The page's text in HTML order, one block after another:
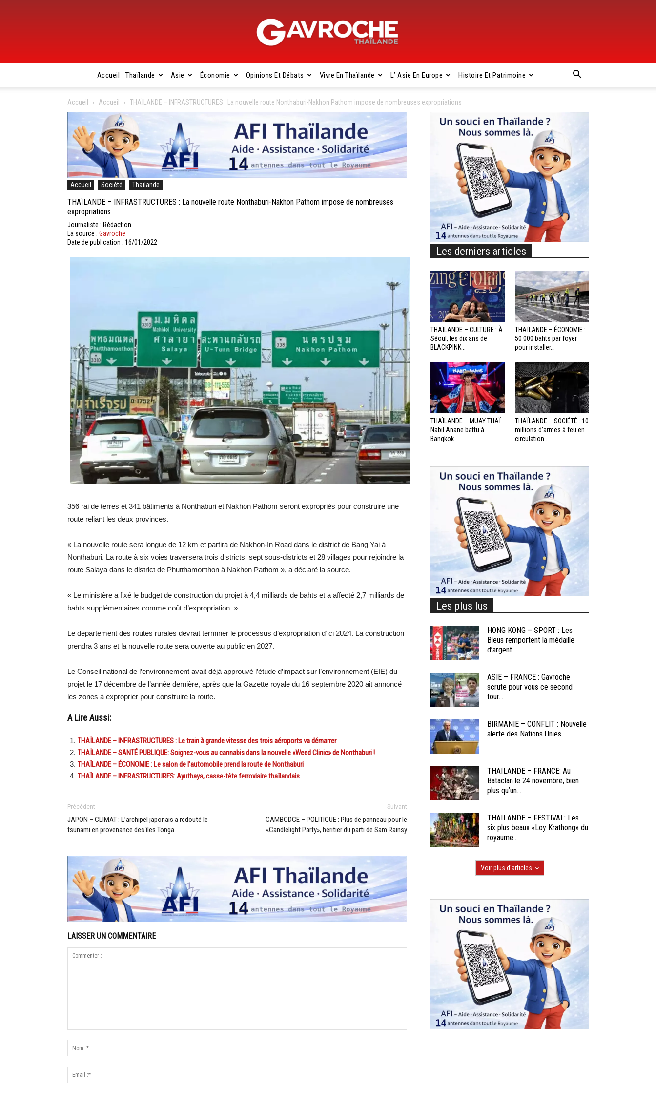
Gavroche
Thaïlande
Accueil Thaïlande Asie Économie Opinions Et Débats Vivre En Thaïlande L’ Asie En Europe Histoire Et Patrimoine
Accueil Accueil THAÏLANDE – INFRASTRUCTURES : La nouvelle route Nonthaburi-Nakhon Pathom impose de nombreuses expropriations
Accueil Société Thaïlande
THAÏLANDE – INFRASTRUCTURES : La nouvelle route Nonthaburi-Nakhon Pathom impose de nombreuses
expropriations
Journaliste : Rédaction
La source : Gavroche
Date de publication : 16/01/2022
356 rai de terres et 341 bâtiments à Nonthaburi et Nakhon Pathom seront expropriés pour construire une
route reliant les deux provinces.
« La nouvelle route sera longue de 12 km et partira de Nakhon-In Road dans le district de Bang Yai à
Nonthaburi. La route à six voies traversera trois districts, sept sous-districts et 28 villages pour rejoindre la
route Salaya dans le district de Phutthamonthon à Nakhon Pathom », a déclaré la source.
« Le ministère a fixé le budget de construction du projet à 4,4 milliards de bahts et a affecté 2,7 milliards de
bahts supplémentaires comme coût d’expropriation. »
Le département des routes rurales devrait terminer le processus d’expropriation d’ici 2024. La construction
prendra 3 ans et la nouvelle route sera ouverte au public en 2027.
Le Conseil national de l’environnement avait déjà approuvé l’étude d’impact sur l’environnement (EIE) du
projet le 17 décembre de l’année dernière, après que la Gazette royale du 16 septembre 2020 ait annoncé
les zones à exproprier pour construire la route.
A Lire Aussi:
THAÏLANDE – INFRASTRUCTURES : Le train à grande vitesse des trois aéroports va démarrer
THAÏLANDE – SANTÉ PUBLIQUE: Soignez-vous au cannabis dans la nouvelle «Weed Clinic» de Nonthaburi !
THAÏLANDE – ÉCONOMIE : Le salon de l’automobile prend la route de Nonthaburi
THAÏLANDE – INFRASTRUCTURES: Ayuthaya, casse-tête ferroviaire thaïlandais
Précédent
JAPON – CLIMAT : L’archipel japonais a redouté le
tsunami en provenance des îles Tonga
Suivant
CAMBODGE – POLITIQUE : Plus de panneau pour le
«Candlelight Party», héritier du parti de Sam Rainsy
LAISSER UN COMMENTAIRE
Les derniers articles
THAÏLANDE – CULTURE : À
Séoul, les dix ans de
BLACKPINK...
THAÏLANDE – ÉCONOMIE :
50 000 bahts par foyer
pour installer...
THAÏLANDE – MUAY THAÏ :
Nabil Anane battu à
Bangkok
THAÏLANDE – SOCIÉTÉ : 10
millions d’armes à feu en
circulation...
Les plus lus
HONG KONG – SPORT : Les
Bleus remportent la médaille
d’argent...
ASIE – FRANCE : Gavroche
scrute pour vous ce second
tour...
BIRMANIE – CONFLIT : Nouvelle
alerte des Nations Unies
THAÏLANDE – FRANCE: Au
Bataclan le 24 novembre, bien
plus qu’un...
THAÏLANDE – FESTIVAL: Les
six plus beaux «Loy Krathong» du
royaume...
Voir plus d'articles